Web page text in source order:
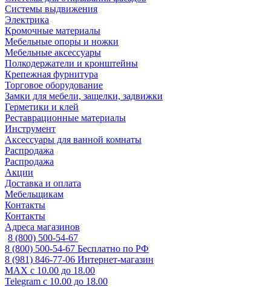
Системы выдвижения
Электрика
Кромочные материалы
Мебельные опоры и ножки
Мебельные аксессуары
Полкодержатели и кронштейны
Крепежная фурнитура
Торговое оборудование
Замки для мебели, защелки, задвижки
Герметики и клей
Реставрационные материалы
Инструмент
Аксессуары для ванной комнаты
Распродажа
Распродажа
Акции
Доставка и оплата
Мебельщикам
Контакты
Контакты
Адреса магазинов
8 (800) 500-54-67
8 (800) 500-54-67 Бесплатно по РФ
8 (981) 846-77-06 Интернет-магазин
MAX с 10.00 до 18.00
Telegram с 10.00 до 18.00